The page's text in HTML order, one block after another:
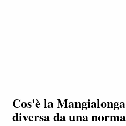
Cos'è la
diversa da una